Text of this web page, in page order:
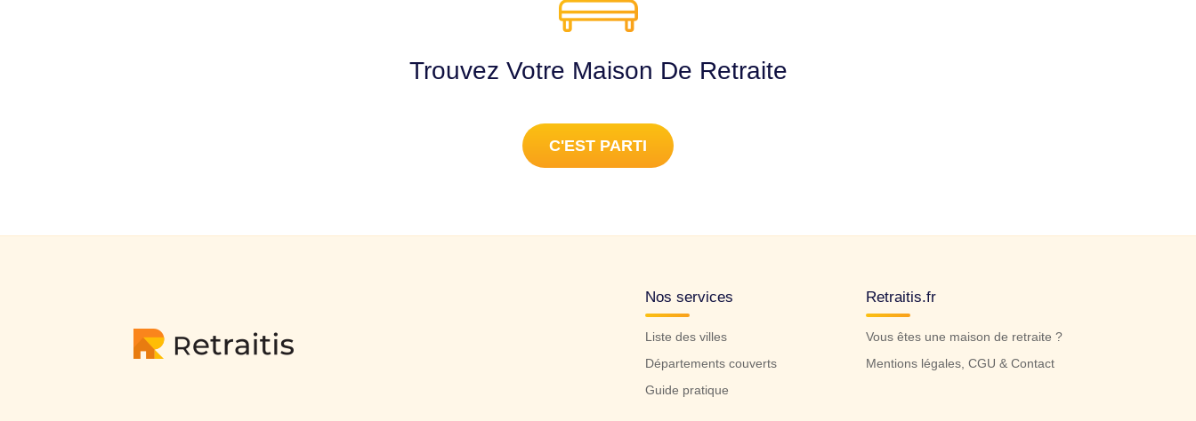
Trouvez Votre Maison De Retraite
C'EST PARTI
Nos services
Liste des villes
Départements couverts
Guide pratique
Retraitis.fr
Vous êtes une maison de retraite ?
Mentions légales, CGU & Contact